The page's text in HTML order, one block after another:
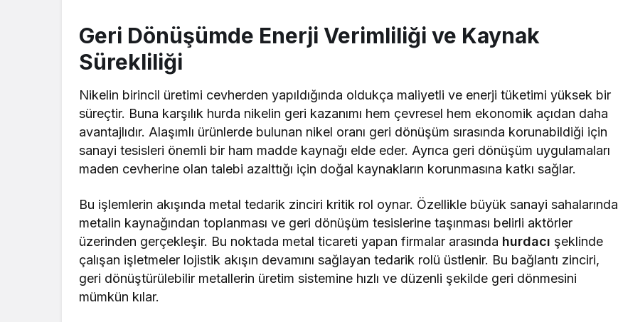
Geri Dönüşümde Enerji Verimliliği ve Kaynak
Sürekliliği
Nikelin birincil üretimi cevherden yapıldığında oldukça maliyetli ve enerji tüketimi yüksek bir
süreçtir. Buna karşılık hurda nikelin geri kazanımı hem çevresel hem ekonomik açıdan daha
avantajlıdır. Alaşımlı ürünlerde bulunan nikel oranı geri dönüşüm sırasında korunabildiği için
sanayi tesisleri önemli bir ham madde kaynağı elde eder. Ayrıca geri dönüşüm uygulamaları
maden cevherine olan talebi azalttığı için doğal kaynakların korunmasına katkı sağlar.
Bu işlemlerin akışında metal tedarik zinciri kritik rol oynar. Özellikle büyük sanayi sahalarında
metalin kaynağından toplanması ve geri dönüşüm tesislerine taşınması belirli aktörler
üzerinden gerçekleşir. Bu noktada metal ticareti yapan firmalar arasında hurdacı şeklinde
çalışan işletmeler lojistik akışın devamını sağlayan tedarik rolü üstlenir. Bu bağlantı zinciri,
geri dönüştürülebilir metallerin üretim sistemine hızlı ve düzenli şekilde geri dönmesini
mümkün kılar.